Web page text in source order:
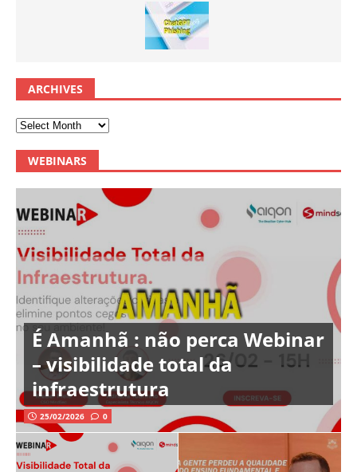
ARCHIVES
WEBINARS
É Amanhã : não perca Webinar
– visibilidade total da
infraestrutura
25/02/2026 0